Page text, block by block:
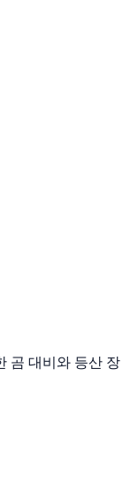
곰 대비와 등산 장